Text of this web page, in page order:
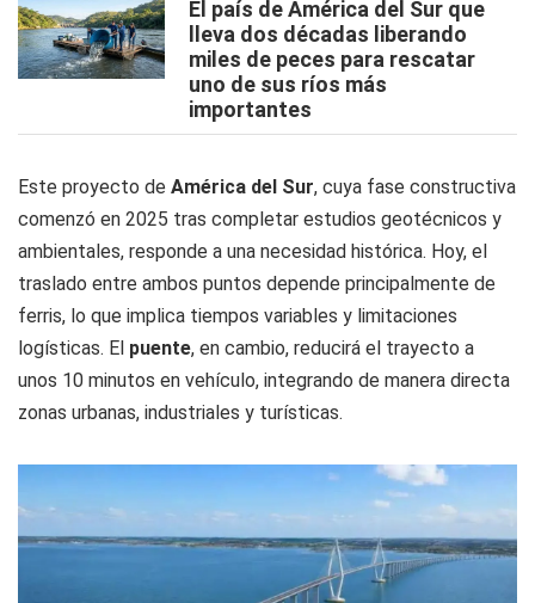
El país de América del Sur que
lleva dos décadas liberando
miles de peces para rescatar
uno de sus ríos más
importantes
Este proyecto de América del Sur, cuya fase constructiva
comenzó en 2025 tras completar estudios geotécnicos y
ambientales, responde a una necesidad histórica. Hoy, el
traslado entre ambos puntos depende principalmente de
ferris, lo que implica tiempos variables y limitaciones
logísticas. El puente, en cambio, reducirá el trayecto a
unos 10 minutos en vehículo, integrando de manera directa
zonas urbanas, industriales y turísticas.